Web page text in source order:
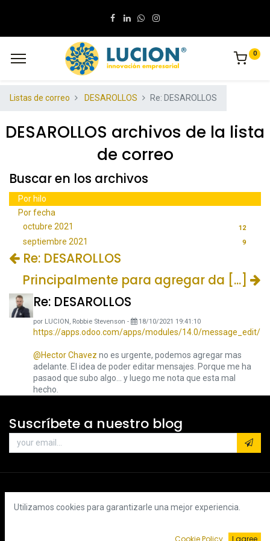
0
Listas de correo DESAROLLOS Re: DESAROLLOS
DESAROLLOS archivos de la lista
de correo
Buscar en los archivos
Por hilo
Por fecha
octubre 2021
12
septiembre 2021 9
Re: DESAROLLOS
Principalmente para agregar da [...]
Re: DESAROLLOS
por LUCION, Robbie Stevenson - 18/10/2021 19:41:10
https://apps.odoo.com/apps/modules/14.0/message_edit/
@Hector Chavez no es urgente, podemos agregar mas
adelante. El idea de poder editar mensajes. Porque me ha
pasaod que subo algo... y luego me nota que esta mal
hecho.
Suscríbete a nuestro blog
Utilizamos cookies para garantizarle una mejor experiencia.
Cookie Policy I agree